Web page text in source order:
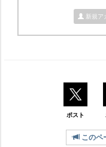
新規ア
ポスト
このペ